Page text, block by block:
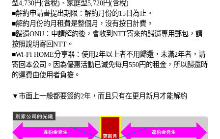
型4,730円(含稅)、家庭型5,720円(含稅)
■解約申請書提出期限：解約月份的15日為止。
■解約月份的月租費是整個月，沒有按日計費。
■歸還ONU：申請解約後，會收到NTT寄來的歸還專用郵包，請
按照說明寄回NTT。
■Wi-Fi HOME分享器：使用2年以上者不用歸還，未滿2年者，請
寄回本公司。因為優惠活動已減免每月550円的租金，所以歸還時
的運費由使用者負擔。
▼市面上一般都要簽約2年，而且只有在更月新月才能解約